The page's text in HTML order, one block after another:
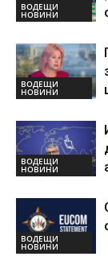
ВОДЕЩИ
НОВИНИ
ВОДЕЩИ
НОВИНИ
ВОДЕЩИ
НОВИНИ
ВОДЕЩИ
НОВИНИ